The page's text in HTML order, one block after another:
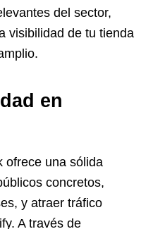
del sector,
visibilidad de tu tienda
en
ofrece una sólida
concretos,
y atraer tráfico
A través de